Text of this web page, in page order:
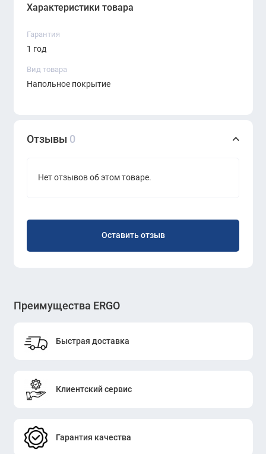
Характеристики товара
Гарантия
1 год
Вид товара
Напольное покрытие
Отзывы 0
Нет отзывов об этом товаре.
Оставить отзыв
Преимущества ERGO
Быстрая доставка
Клиентский сервис
Гарантия качества